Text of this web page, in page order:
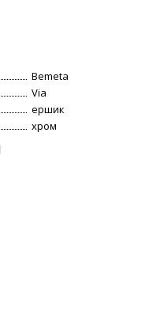
Bemeta
Via
ершик
хром